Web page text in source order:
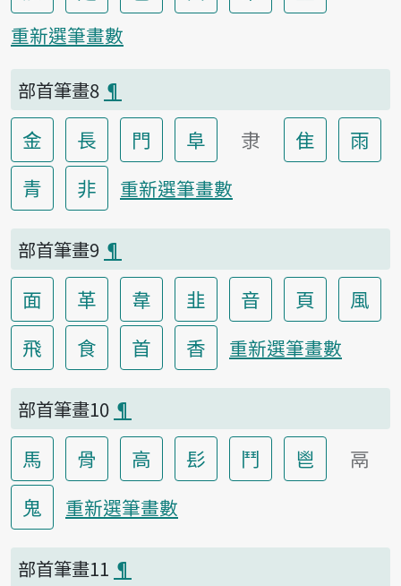
重新選筆畫數
部首筆畫8 ¶
金 長 門 阜 隶 隹
雨
青
非 重新選筆畫數
部首筆畫9 ¶
面 革 韋 韭 音 頁
風
飛
食 首 香 重新選筆畫數
部首筆畫10 ¶
馬 骨 高 髟 鬥 鬯
鬲
鬼
重新選筆畫數
部首筆畫11 ¶